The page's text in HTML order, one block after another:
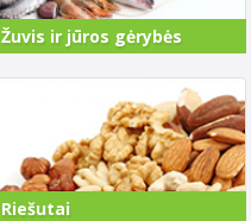
Žuvis ir jūros gėrybės
Riešutai